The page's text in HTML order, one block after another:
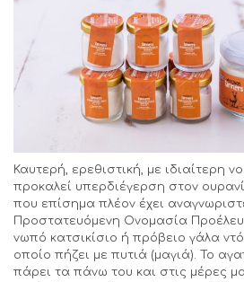
Καυτερή, ερεθιστική, με ιδιαίτερη
προκαλεί υπερδιέγερση στον
που επίσημα πλέον έχει
Προστατευόμενη Ονομασία
νωπό κατσικίσιο ή πρόβειο γάλα
οποίο πήζει με πυτιά (μαγιά). Το
πάρει τα πάνω του και στις μέρες